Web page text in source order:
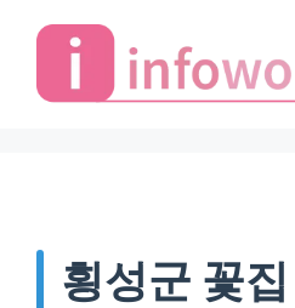
횡성군 꽃